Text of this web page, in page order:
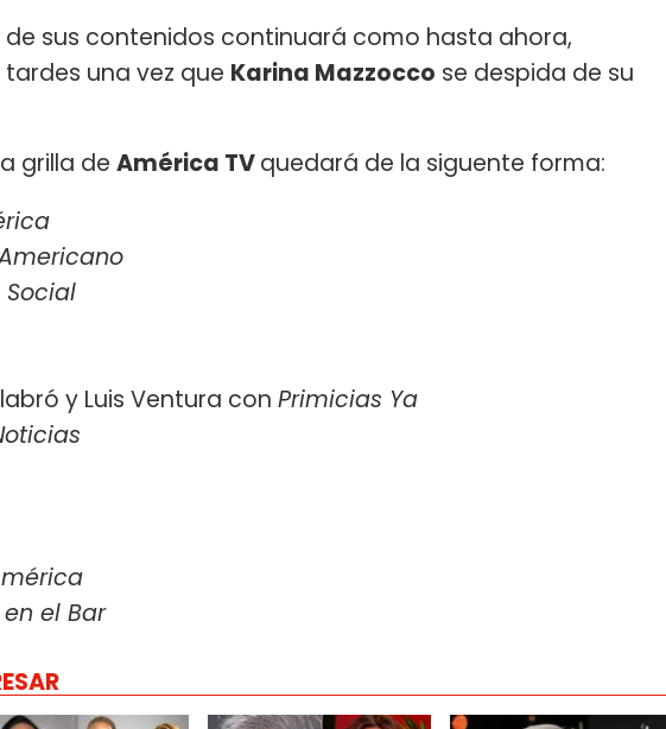
sus contenidos continuará como hasta ahora,
una vez que Karina Mazzocco se despida de su
grilla de América TVquedará de la siguente forma:
Social
y Luis Ventura con Primicias Ya
el Bar